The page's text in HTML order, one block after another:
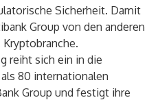
Sicherheit. Damit
Group von den anderen
reiht sich ein in die
80 internationalen
Group und festigt ihre